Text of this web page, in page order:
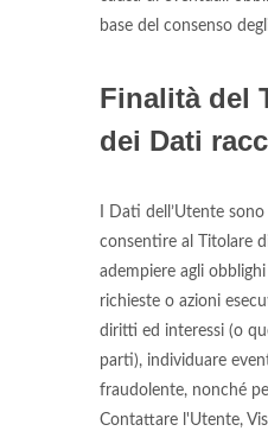
base del consenso
Finalità del
dei Dati
I Dati dell’Utente
consentire al Titolare
adempiere agli
richieste o azioni
diritti ed interessi (o
parti), individuare
fraudolente, nonché
Contattare l'Utente,